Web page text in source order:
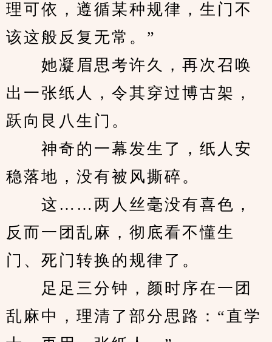
理可依，遵循某种规律，生门不
该这般反复无常。”
她凝眉思考许久，再次召唤
出一张纸人，令其穿过博古架，
跃向艮八生门。
神奇的一幕发生了，纸人安
稳落地，没有被风撕碎。
这……两人丝毫没有喜色，
反而一团乱麻，彻底看不懂生
门、死门转换的规律了。
足足三分钟，颜时序在一团
乱麻中，理清了部分思路：“直学